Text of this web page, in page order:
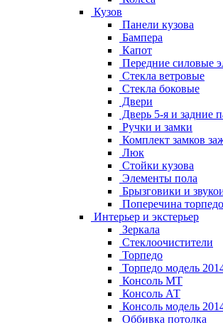
Кузов
Панели кузова
Бампера
Капот
Передние силовые
Стекла ветровые
Стекла боковые
Двери
Дверь 5-я и задние
Ручки и замки
Комплект замков
Люк
Стойки кузова
Элементы пола
Брызговики и
Поперечина торпедо
Интерьер и экстерьер
Зеркала
Стеклоочистители
Торпедо
Торпедо модель
Консоль МТ
Консоль АТ
Консоль модель
Оббивка потолка